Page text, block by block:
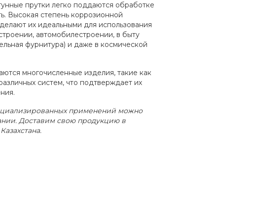
прутки легко поддаются обработке
Высокая степень коррозионной
их идеальными для использования
автомобилестроении, в быту
фурнитура) и даже в космической
многочисленные изделия, такие как
систем, что подтверждает их
применений можно
Доставим свою продукцию в